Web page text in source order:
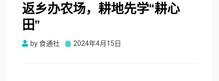
返乡办农场，耕地先学“耕心
田”
by食通社
Posted
2024年4月15日